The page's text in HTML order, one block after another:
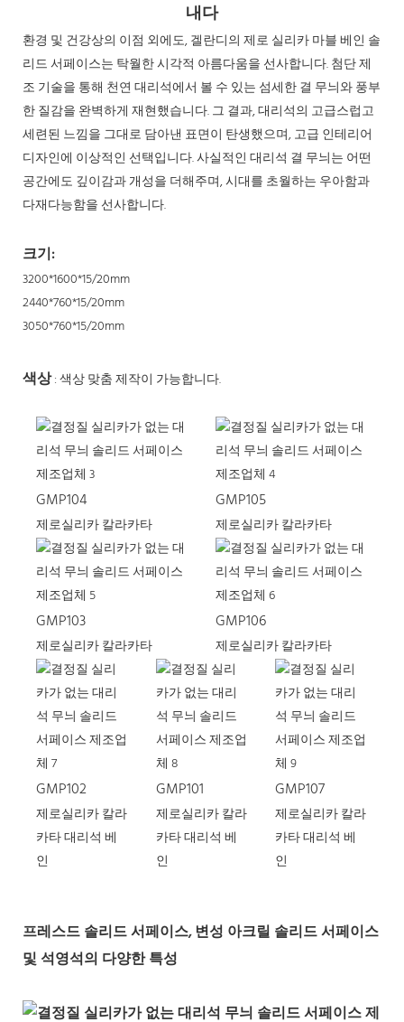
내다
환경 및 건강상의 이점 외에도, 겔란디의 제로 실리카 마블 베인 솔
리드 서페이스는 탁월한 시각적 아름다움을 선사합니다. 첨단 제
조 기술을 통해 천연 대리석에서 볼 수 있는 섬세한 결 무늬와 풍부
한 질감을 완벽하게 재현했습니다. 그 결과, 대리석의 고급스럽고
세련된 느낌을 그대로 담아낸 표면이 탄생했으며, 고급 인테리어
디자인에 이상적인 선택입니다. 사실적인 대리석 결 무늬는 어떤
공간에도 깊이감과 개성을 더해주며, 시대를 초월하는 우아함과
다재다능함을 선사합니다.
크기:
3200*1600*15/20mm
2440*760*15/20mm
3050*760*15/20mm
색상: 색상 맞춤 제작이 가능합니다.
GMP104
제로실리카 칼라카타
GMP105
제로실리카 칼라카타
GMP103
제로실리카 칼라카타
GMP106
제로실리카 칼라카타
GMP102
제로실리카 칼라
카타 대리석 베
인
GMP101
제로실리카 칼라
카타 대리석 베
인
GMP107
제로실리카 칼라
카타 대리석 베
인
프레스드 솔리드 서페이스, 변성 아크릴 솔리드 서페이스
및 석영석의 다양한 특성